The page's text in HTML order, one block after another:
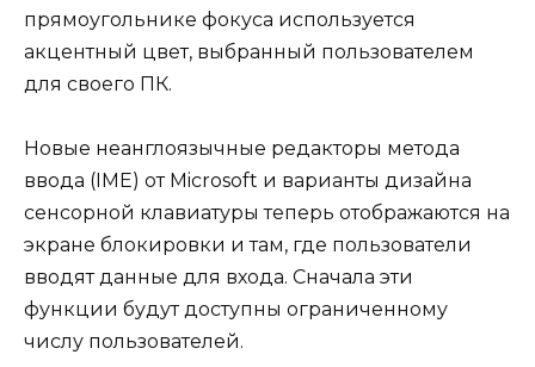
прямоугольнике фокуса используется
акцентный цвет, выбранный пользователем
для своего ПК.
Новые неанглоязычные редакторы метода
ввода (IME) от Microsoft и варианты дизайна
сенсорной клавиатуры теперь отображаются на
экране блокировки и там, где пользователи
вводят данные для входа. Сначала эти
функции будут доступны ограниченному
числу пользователей.